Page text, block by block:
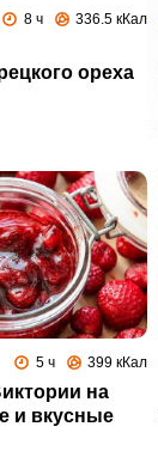
8 ч 336.5 кКал
ореха
5 ч 399 кКал
на
и вкусные